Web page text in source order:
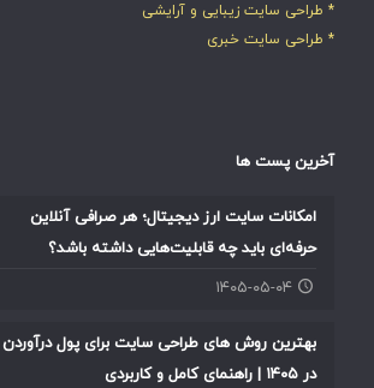
* طراحی سایت زیبایی و آرایشی
* طراحی سایت خبری
آخرین پست ها
امکانات سایت ارز دیجیتال؛ هر صرافی آنلاین
حرفه‌ای باید چه قابلیت‌هایی داشته باشد؟
۱۴۰۵-۰۵-۰۴
بهترین روش های طراحی سایت برای پول درآوردن
در ۱۴۰۵ | راهنمای کامل و کاربردی